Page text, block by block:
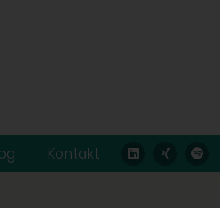
Kontakt